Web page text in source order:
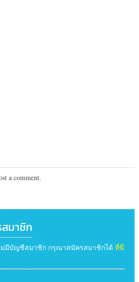
a comment.
มาชิก
ม่มีบัญชีสมาชิก กรุณาสมัครสมาชิกได้ ที่นี่